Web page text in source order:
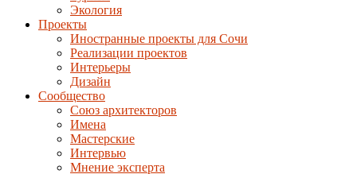
Экология
Проекты
Иностранные проекты для Сочи
Реализации проектов
Интерьеры
Дизайн
Сообщество
Союз архитекторов
Имена
Мастерские
Интервью
Мнение эксперта